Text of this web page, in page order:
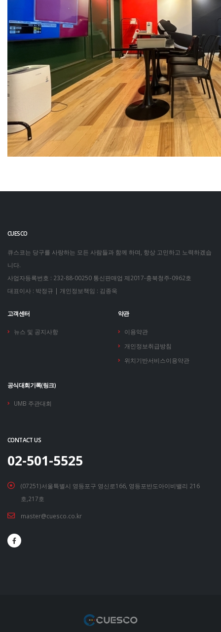
CUESCO
큐스코는 당구를 사랑하는 모든 사람들과 함께 하며, 항상 고민하고 노력하겠습
니다.
사업자등록번호 : 232-88-00250 통신판매업 제2017-충북청주-0962호
대표이사 : 박정규 | 개인정보책임 : 김종욱
고객센터
뉴스 및 공지사항
약관
이용약관
개인정보취급방침
위치기반서비스이용약관
공식대회기록(링크)
UMB 주관대회
CONTACT US
02-501-5525
(07251)서울특별시 영등포구 영신로166, 영등포반도아이비밸리 216
호,217호
master@cuesco.co.kr